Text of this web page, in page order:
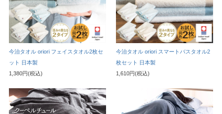
今治タオル oriori フェイスタオル2枚セ
ット 日本製
1,380円(税込)
今治タオル oriori スマートバスタオル2
枚セット 日本製
1,610円(税込)